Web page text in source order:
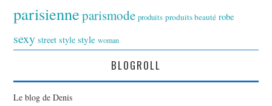
parisienneparismode produits produits beauté robe
sexy street style style woman
BLOGROLL
Le blog de Denis